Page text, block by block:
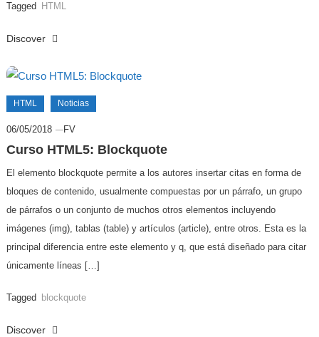
Tagged HTML
Discover
HTML Noticias
06/05/2018 FV
Curso HTML5: Blockquote
El elemento blockquote permite a los autores insertar citas en forma de
bloques de contenido, usualmente compuestas por un párrafo, un grupo
de párrafos o un conjunto de muchos otros elementos incluyendo
imágenes (img), tablas (table) y artículos (article), entre otros. Esta es la
principal diferencia entre este elemento y q, que está diseñado para citar
únicamente líneas […]
Tagged blockquote
Discover